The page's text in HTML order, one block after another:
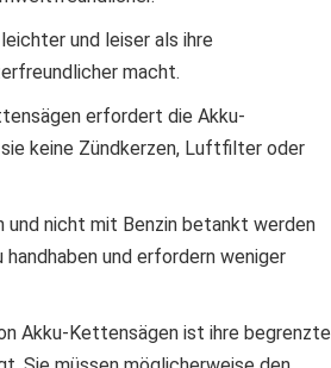
und leiser als ihre
macht.
erfordert die Akku-
keine Zündkerzen, Luftfilter oder
und nicht mit Benzin betankt werden
und erfordern weniger
Akku-Kettensägen ist ihre begrenzte